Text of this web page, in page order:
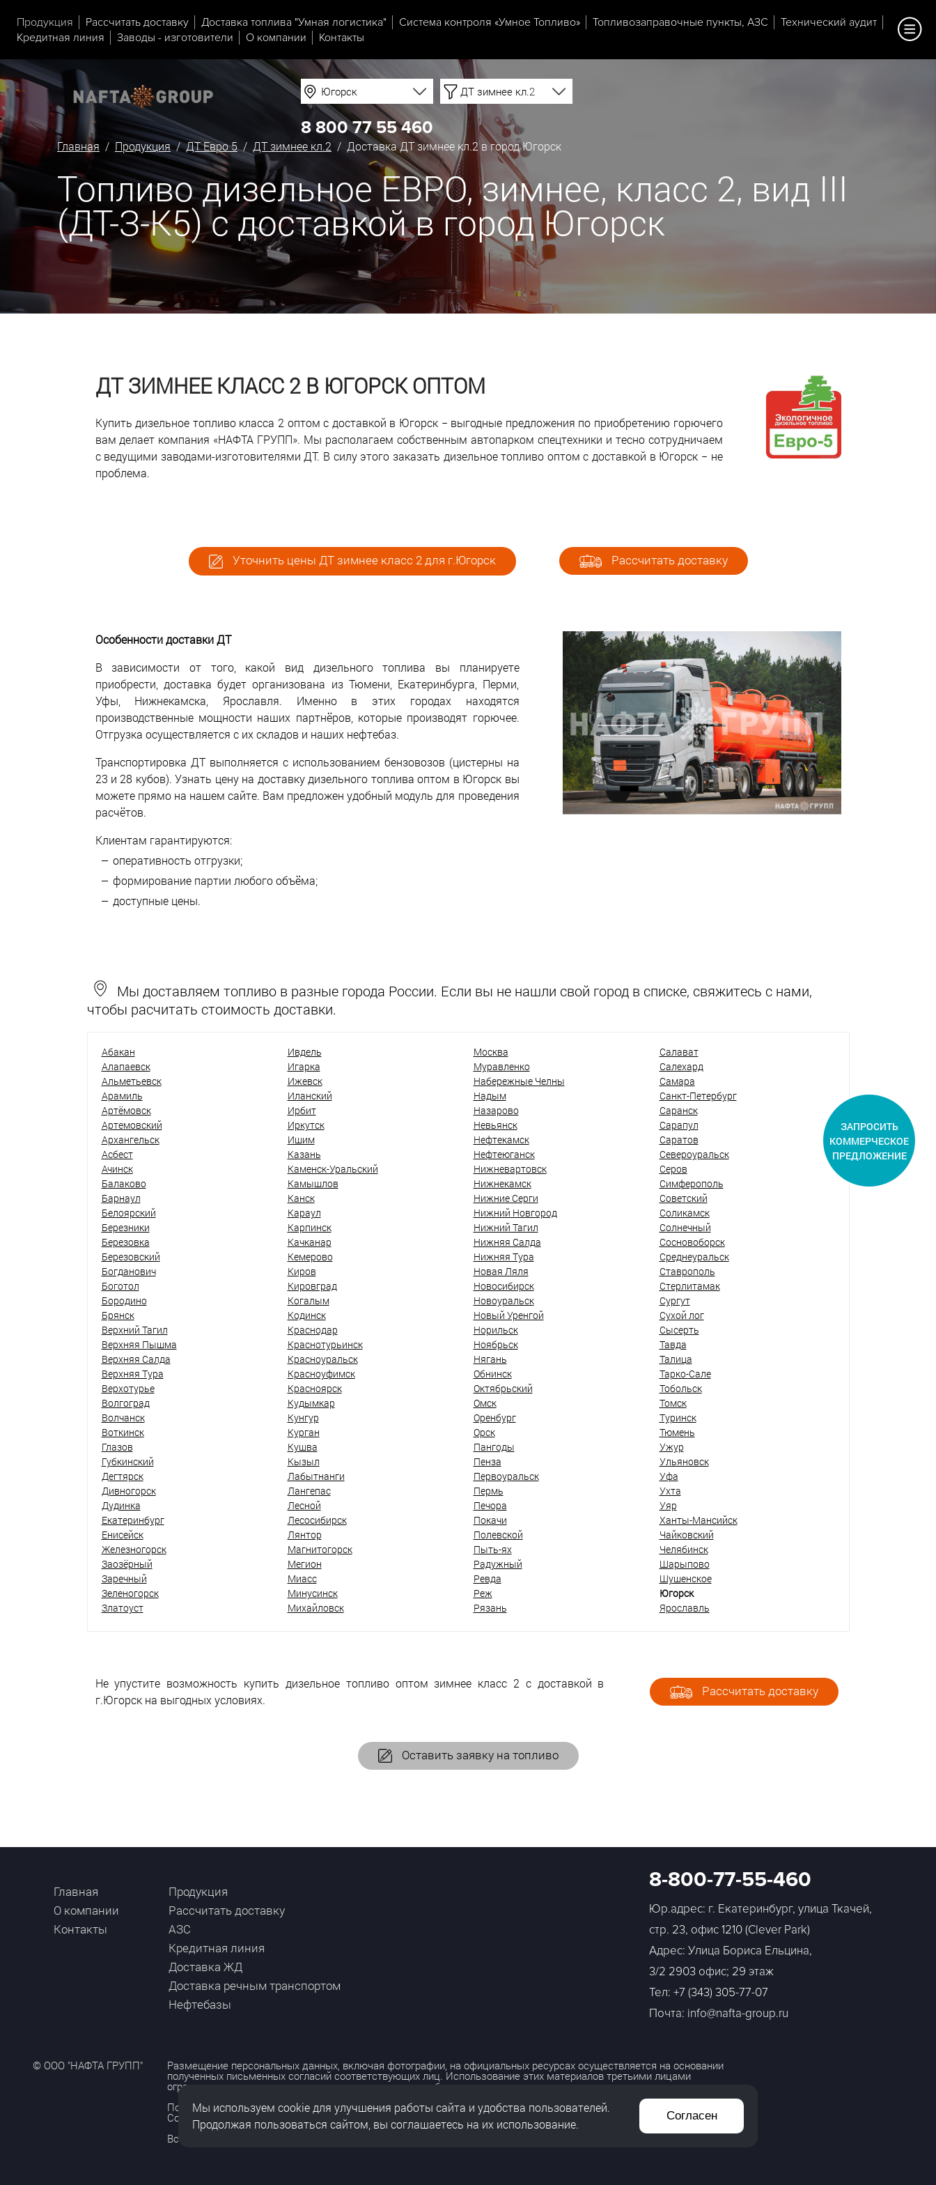
Продукция Рассчитать доставку Доставка топлива "Умная логистика" Система контроля «Умное Топливо» Топливозаправочные пункты, АЗС
Технический аудит
Кредитная линия
Заводы - изготовители О компании Контакты
Югорск ДТ зимнее кл.2
8 800 77 55 460
Главная / Продукция/ДТ Евро 5/ ДТ зимнее кл.2 / Доставка ДТ зимнее кл.2 в город Югорск
Топливо дизельное ЕВРО, зимнее, класс 2, вид III
(ДТ-З-К5) с доставкой в город Югорск
ДТ ЗИМНЕЕ КЛАСС 2 В ЮГОРСК ОПТОМ
Купить дизельное топливо класса 2 оптом с доставкой в Югорск − выгодные предложения по приобретению горючего
вам делает компания «НАФТА ГРУПП». Мы располагаем собственным автопарком спецтехники и тесно сотрудничаем
с ведущими заводами-изготовителями ДТ. В силу этого заказать дизельное топливо оптом с доставкой в Югорск − не
проблема.
Уточнить цены ДТ зимнее класс 2 для г.Югорск Рассчитать доставку
Особенности доставки ДТ
В зависимости от того, какой вид дизельного топлива вы планируете
приобрести, доставка будет организована из Тюмени, Екатеринбурга, Перми,
Уфы, Нижнекамска, Ярославля. Именно в этих городах находятся
производственные мощности наших партнёров, которые производят горючее.
Отгрузка осуществляется с их складов и наших нефтебаз.
Транспортировка ДТ выполняется с использованием бензовозов (цистерны на
23 и 28 кубов). Узнать цену на доставку дизельного топлива оптом в Югорск вы
можете прямо на нашем сайте. Вам предложен удобный модуль для проведения
расчётов.
Клиентам гарантируются:
оперативность отгрузки;
формирование партии любого объёма;
доступные цены.
Мы доставляем топливо в разные города России. Если вы не нашли свой город в списке, свяжитесь с нами,
чтобы расчитать стоимость доставки.
Абакан
Алапаевск
Альметьевск
Арамиль
Артёмовск
Артемовский
Архангельск
Асбест
Ачинск
Балаково
Барнаул
Белоярский
Березники
Березовка
Березовский
Богданович
Боготол
Бородино
Брянск
Верхний Тагил
Верхняя Пышма
Верхняя Салда
Верхняя Тура
Верхотурье
Волгоград
Волчанск
Воткинск
Глазов
Губкинский
Дегтярск
Дивногорск
Дудинка
Екатеринбург
Енисейск
Железногорск
Заозёрный
Заречный
Зеленогорск
Златоуст
Ивдель
Игарка
Ижевск
Иланский
Ирбит
Иркутск
Ишим
Казань
Каменск-Уральский
Камышлов
Канск
Караул
Карпинск
Качканар
Кемерово
Киров
Кировград
Когалым
Кодинск
Краснодар
Краснотурьинск
Красноуральск
Красноуфимск
Красноярск
Кудымкар
Кунгур
Курган
Кушва
Кызыл
Лабытнанги
Лангепас
Лесной
Лесосибирск
Лянтор
Магнитогорск
Мегион
Миасс
Минусинск
Михайловск
Москва
Муравленко
Набережные Челны
Надым
Назарово
Невьянск
Нефтекамск
Нефтеюганск
Нижневартовск
Нижнекамск
Нижние Серги
Нижний Новгород
Нижний Тагил
Нижняя Салда
Нижняя Тура
Новая Ляля
Новосибирск
Новоуральск
Новый Уренгой
Норильск
Ноябрьск
Нягань
Обнинск
Октябрьский
Омск
Оренбург
Орск
Пангоды
Пенза
Первоуральск
Пермь
Печора
Покачи
Полевской
Пыть-ях
Радужный
Ревда
Реж
Рязань
Салават
Салехард
Самара
Санкт-Петербург
Саранск
Сарапул
Саратов
Североуральск
Серов
Симферополь
Советский
Соликамск
Солнечный
Сосновоборск
Среднеуральск
Ставрополь
Стерлитамак
Сургут
Сухой лог
Сысерть
Тавда
Талица
Тарко-Сале
Тобольск
Томск
Туринск
Тюмень
Ужур
Ульяновск
Уфа
Ухта
Уяр
Ханты-Мансийск
Чайковский
Челябинск
Шарыпово
Шушенское
Югорск
Ярославль
Не упустите возможность купить дизельное топливо оптом зимнее класс 2 с доставкой в
г.Югорск на выгодных условиях.
Рассчитать доставку
Оставить заявку на топливо
Главная
О компании
Контакты
Продукция
Рассчитать доставку
АЗС
Кредитная линия
Доставка ЖД
Доставка речным транспортом
Нефтебазы
8-800-77-55-460
Юр.адрес: г. Екатеринбург, улица Ткачей,
стр. 23, офис 1210 (Clever Park)
Адрес: Улица Бориса Ельцина,
3/2 2903 офис; 29 этаж
Тел: +7 (343) 305-77-07
Почта: info@nafta-group.ru
© ООО "НАФТА ГРУПП" Размещение персональных данных, включая фотографии, на официальных ресурсах осуществляется на основании
полученных письменных согласий соответствующих лиц. Использование этих материалов третьими лицами
ограничено и допускается только с разрешения правообладателя.
Политика обработки персональных данных
Согласие на обработку персональных данных
Все права защищены
ЗАПРОСИТЬ
КОММЕРЧЕСКОЕ
ПРЕДЛОЖЕНИЕ
Мы используем cookie для улучшения работы сайта и удобства пользователей.
Продолжая пользоваться сайтом, вы соглашаетесь на их использование.
Согласен